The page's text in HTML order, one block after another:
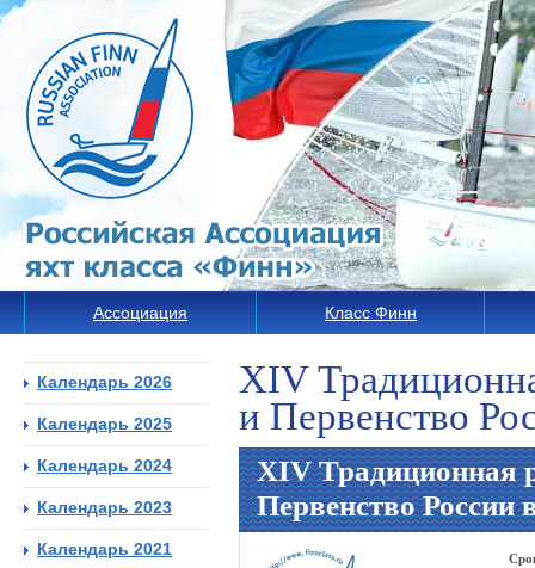
Ассоциация Класс Финн
XIV
и Первенство
XIV Традиционная
Первенство России
Календарь 2026
Календарь 2025
Календарь 2024
Календарь 2023
Календарь 2021